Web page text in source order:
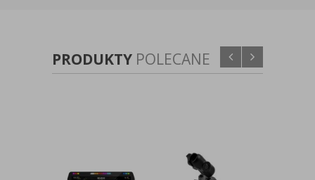
PRODUKTY POLECANE